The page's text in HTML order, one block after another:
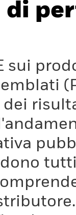
di
sui